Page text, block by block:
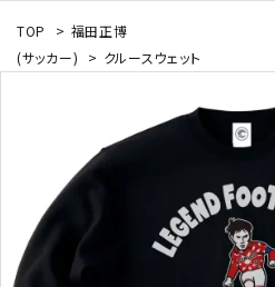
TOP > 福田正博
(サッカー)
> クルースウェット